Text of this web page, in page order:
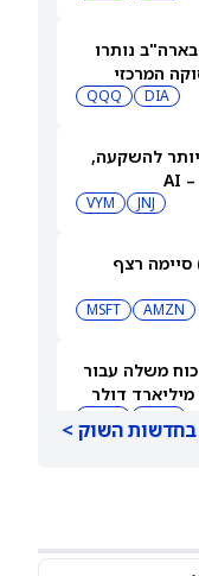
נותרו
המרכזי
DIA
QQQ
להשקעה,
JNJ
VYM
סיימה רצף
AMZN
MSFT
משלה עבור
בחדשות השוק >